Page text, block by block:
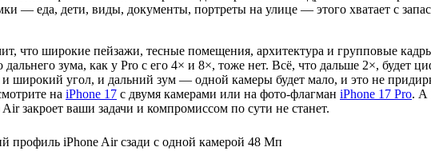
— еда, дети, виды, документы, портреты на улице — этого хватает с
что широкие пейзажи, тесные помещения, архитектура и групповые
зума, как у Pro с его 4× и 8×, тоже нет. Всё, что дальше 2×, будет
широкий угол, и дальний зум — одной камеры будет мало, и это не
на iPhone 17 с двумя камерами или на фото-флагман iPhone 17 Pro. А
закроет ваши задачи и компромиссом по сути не станет.